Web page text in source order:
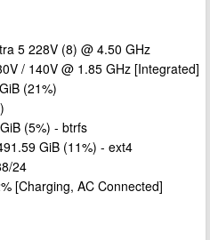
5 228V (8) @ 4.50 GHz
/ 140V @ 1.85 GHz [Integrated]
(21%)
(5%) - btrfs
GiB (11%) - ext4
24
[Charging, AC Connected]